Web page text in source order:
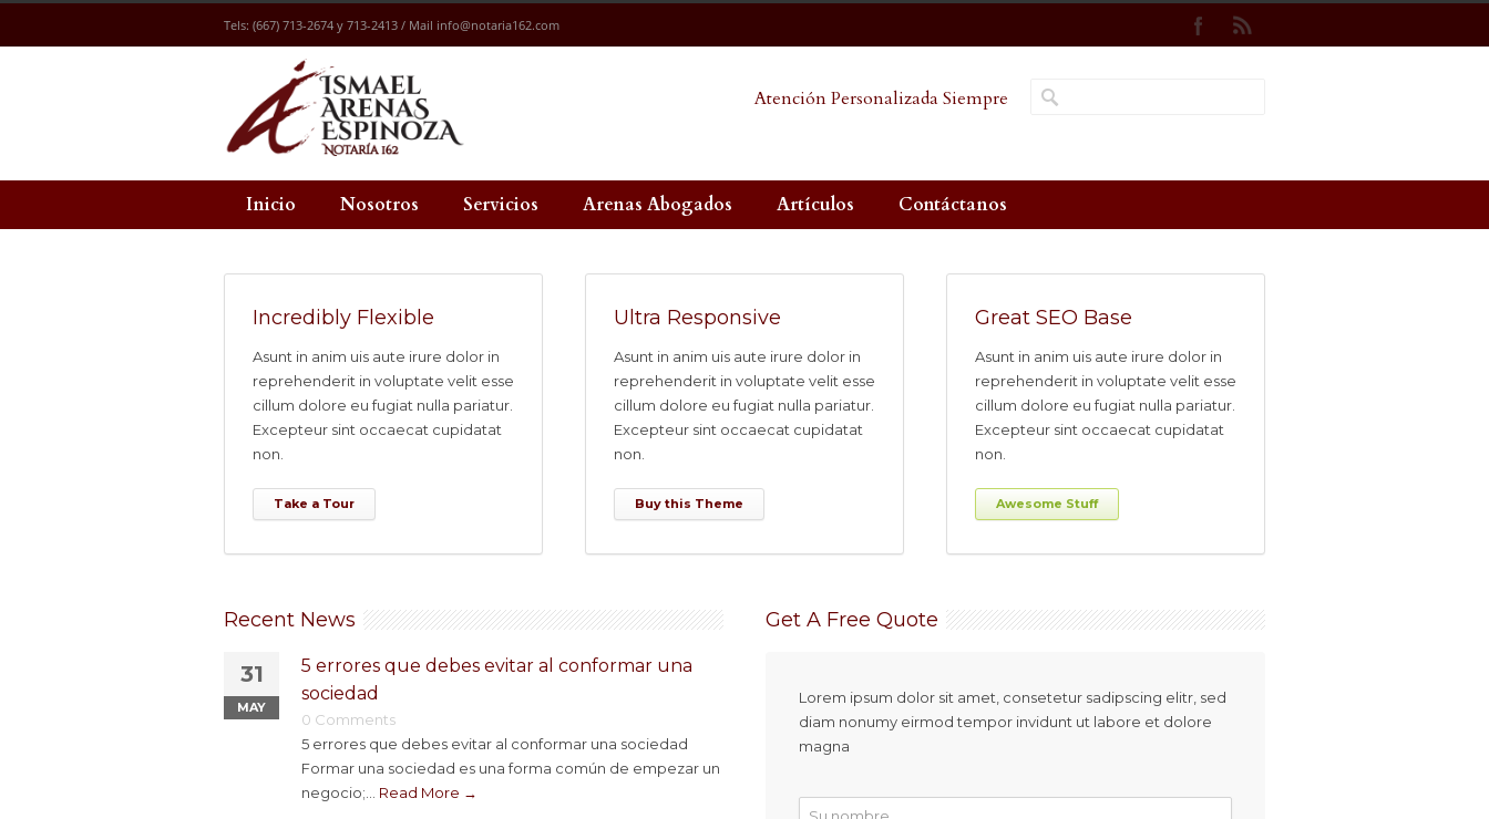
Tels: (667) 713-2674 y 713-2413 / Mail info@notaria162.com
Atención Personalizada Siempre
Inicio Nosotros Servicios Arenas Abogados Artículos Contáctanos
Incredibly Flexible
Asunt in anim uis aute irure dolor in
reprehenderit in voluptate velit esse
cillum dolore eu fugiat nulla pariatur.
Excepteur sint occaecat cupidatat
non.
Take a Tour
Ultra Responsive
Asunt in anim uis aute irure dolor in
reprehenderit in voluptate velit esse
cillum dolore eu fugiat nulla pariatur.
Excepteur sint occaecat cupidatat
non.
Buy this Theme
Great SEO Base
Asunt in anim uis aute irure dolor in
reprehenderit in voluptate velit esse
cillum dolore eu fugiat nulla pariatur.
Excepteur sint occaecat cupidatat
non.
Awesome Stuff
Recent News
31
MAY
5 errores que debes evitar al conformar una
sociedad
0 Comments
5 errores que debes evitar al conformar una sociedad
Formar una sociedad es una forma común de empezar un
negocio;... Read More →
Get A Free Quote
Lorem ipsum dolor sit amet, consetetur sadipscing elitr, sed
diam nonumy eirmod tempor invidunt ut labore et dolore
magna